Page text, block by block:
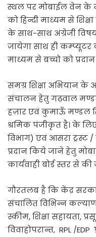
स्थल पर मोबाईल वेन के
को हिन्दी माध्यम से
के साथ-साथ अंग्रेजी विषय
जायेगा साथ ही कम्प्यूटर
माध्यम से बच्चो को
समग्र शिक्षा अभियान के
संचालन हेतु गढ़वाल
हज़ार एवं कुमाऊँ मण्डल
श्रमिक पंजीकृत है। के लिए
विभाग) एवं आसरा ट्रस्ट
प्रदान किये जाने हेतु
कार्यवाही बोर्ड स्तर से की
गौरतलब है कि केंद्र सरकार
संचालित विभिन्न
स्कीम, शिक्षा सहायता,
विवाहोपरान्त, RPL /